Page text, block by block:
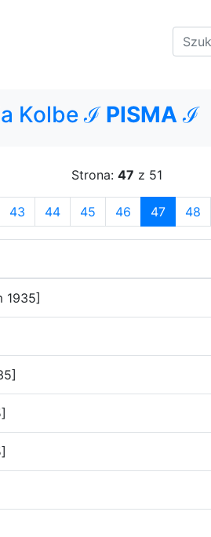
Kolbe ℐ PISMAℐ
Strona: 47 z 51
43 44 45 46 47 48
1935]